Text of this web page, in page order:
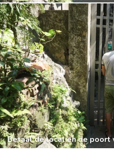
Betaal de local en de poort